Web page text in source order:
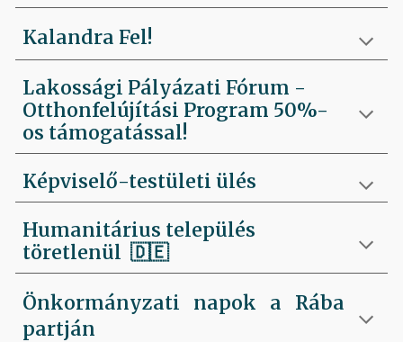
Kalandra Fel!
Lakossági Pályázati Fórum -
Otthonfelújítási Program 50%-
os támogatással!
Képviselő-testületi ülés
Humanitárius település
töretlenül🇩🇪
Önkormányzati napok a Rába
partján